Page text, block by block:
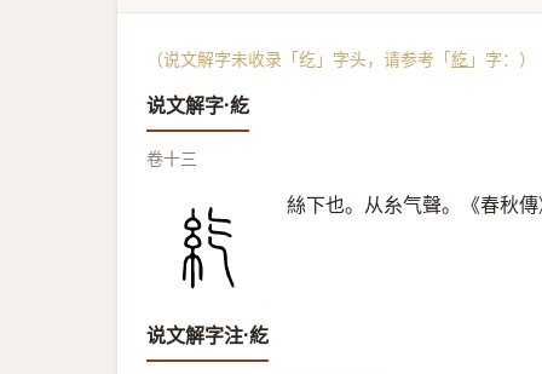
（说文解字未收录「纥」字头，请参考「紇 」字：）
说文解字·紇
卷十三
絲下也。从糸气聲。《春秋
说文解字注·紇